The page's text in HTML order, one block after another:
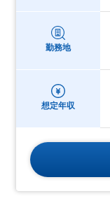
勤務地
想定年収